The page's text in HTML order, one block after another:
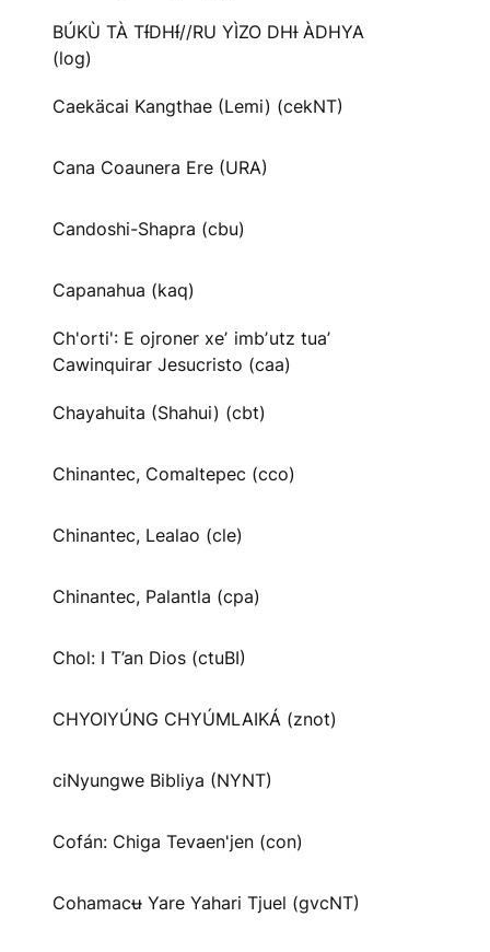
BÚKÙ TÀ TƗ́DHƗ́//RU YÌZO DHƗ ÀDHYA
(log)
Caekäcai Kangthae (Lemi) (cekNT)
Cana Coaunera Ere (URA)
Candoshi-Shapra (cbu)
Capanahua (kaq)
Ch'orti': E ojroner xeʼ imbʼutz tuaʼ
Cawinquirar Jesucristo (caa)
Chayahuita (Shahui) (cbt)
Chinantec, Comaltepec (cco)
Chinantec, Lealao (cle)
Chinantec, Palantla (cpa)
Chol: I T’an Dios (ctuBI)
CHYOIYÚNG CHYÚMLAIKÁ (znot)
ciNyungwe Bibliya (NYNT)
Cofán: Chiga Tevaen'jen (con)
Cohamacʉ Yare Yahari Tjuel (gvcNT)